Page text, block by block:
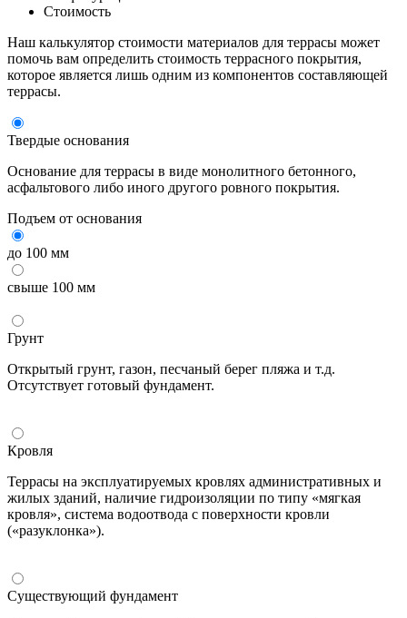
Стоимость
Наш калькулятор стоимости материалов для террасы может
помочь вам определить стоимость террасного покрытия,
которое является лишь одним из компонентов составляющей
террасы.
Твердые основания
Основание для террасы в виде монолитного бетонного,
асфальтового либо иного другого ровного покрытия.
Подъем от основания
до 100 мм
свыше 100 мм
Грунт
Открытый грунт, газон, песчаный берег пляжа и т.д.
Отсутствует готовый фундамент.
Кровля
Террасы на эксплуатируемых кровлях административных и
жилых зданий, наличие гидроизоляции по типу «мягкая
кровля», система водоотвода с поверхности кровли
(«разуклонка»).
Существующий фундамент